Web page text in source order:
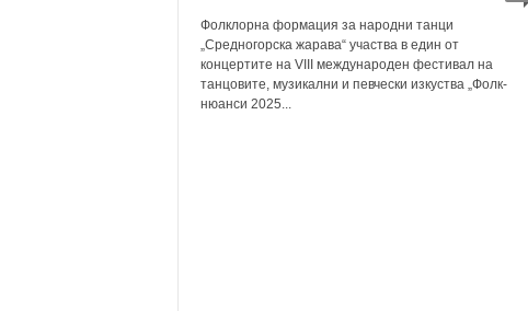
Фолклорна формация за народни танци
„Средногорска жарава“ участва в един от
концертите на VIII международен фестивал на
танцовите, музикални и певчески изкуства „Фолк-
нюанси 2025...